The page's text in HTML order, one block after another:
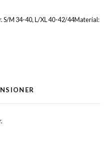
M 34-40, L/XL 40-42/44Material: